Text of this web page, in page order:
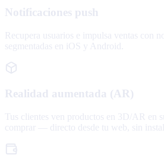
Notificaciones push
Recupera usuarios e impulsa ventas con
segmentadas en iOS y Android.
Realidad aumentada (AR)
Tus clientes ven productos en 3D/AR en
comprar — directo desde tu web, sin